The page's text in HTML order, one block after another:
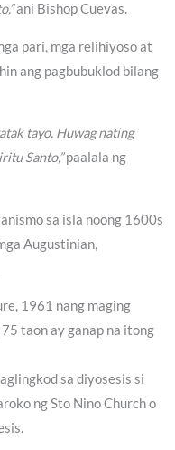
ani Bishop Cuevas.
pari, mga relihiyoso at
ang pagbubuklod bilang
tayo. Huwag nating
Santo,”paalala ng
sa isla noong 1600s
Augustinian,
1961 nang maging
taon ay ganap na itong
sa diyosesis si
ng Sto Nino Church o